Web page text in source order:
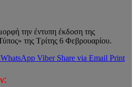
την έντυπη έκδοση της
της Τρίτης 6 Φεβρουαρίου.
WhatsApp Viber Share via Email Print